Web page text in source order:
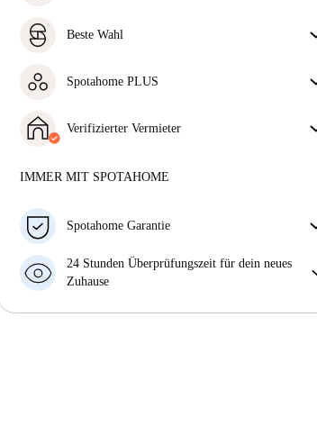
Mehr über die Verifizierung
– Miete und Betriebskosten in einem für ein
Beste Wahl
Preisen, Verfügbarkeit und erstklassiger Qualität.
Spotahome PLUS
indem Zugang zu höchsten Sicherheitsstandards und
zusätzlicher Unterstützung während der Mietdauer
Verifizierter Vermieter
Mehr über diesen Vermieter
IMMER MIT SPOTAHOME
Spotahome Garantie
Falls der Vermieter deine Buchung kurzfristig
storniert, werden wir dir entweder A) ein Hotel
finden oder B) den gezahlten Betrag vollständig
24 Stunden Überprüfungszeit für dein neues
Zuhause